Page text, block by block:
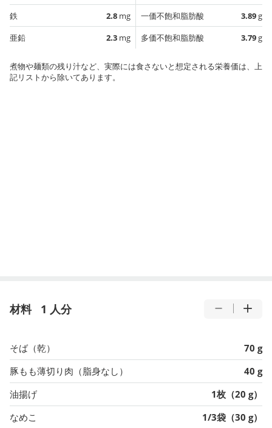
鉄
2.8 mg
亜鉛
2.3 mg
一価不飽和脂肪酸
3.89g
多価不飽和脂肪酸
3.79g
煮物や麺類の残り汁など、実際には食さないと想定される栄養価は、上
記リストから除いてあります。
材料 1 人分
そば（乾）
70 g
豚もも薄切り肉（脂身なし）
40 g
油揚げ
1枚（20 g）
なめこ
1/3袋（30 g）